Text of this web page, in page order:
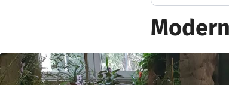
Kliknij, aby powiększyć